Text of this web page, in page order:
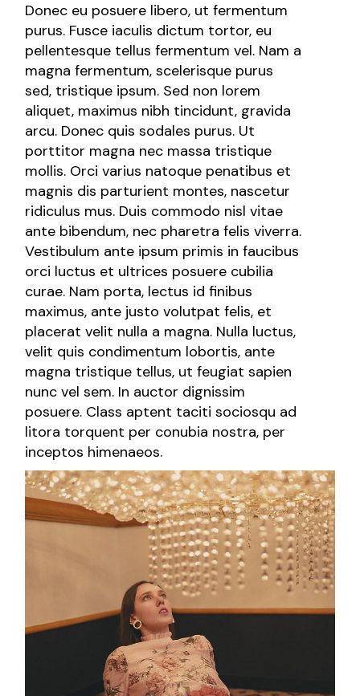
Donec eu posuere libero, ut fermentum
purus. Fusce iaculis dictum tortor, eu
pellentesque tellus fermentum vel. Nam a
magna fermentum, scelerisque purus
sed, tristique ipsum. Sed non lorem
aliquet, maximus nibh tincidunt, gravida
arcu. Donec quis sodales purus. Ut
porttitor magna nec massa tristique
mollis. Orci varius natoque penatibus et
magnis dis parturient montes, nascetur
ridiculus mus. Duis commodo nisl vitae
ante bibendum, nec pharetra felis viverra.
Vestibulum ante ipsum primis in faucibus
orci luctus et ultrices posuere cubilia
curae. Nam porta, lectus id finibus
maximus, ante justo volutpat felis, et
placerat velit nulla a magna. Nulla luctus,
velit quis condimentum lobortis, ante
magna tristique tellus, ut feugiat sapien
nunc vel sem. In auctor dignissim
posuere. Class aptent taciti sociosqu ad
litora torquent per conubia nostra, per
inceptos himenaeos.